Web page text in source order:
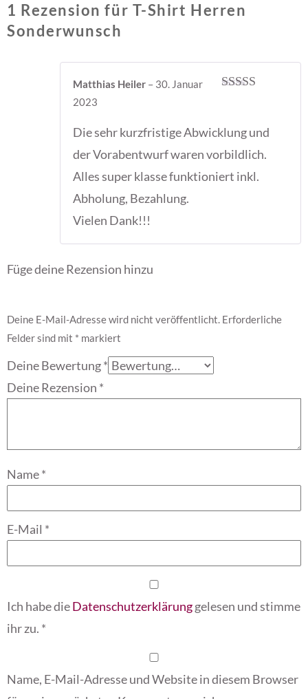
1 Rezension für T-Shirt Herren
Sonderwunsch
Matthias Heiler – 30. Januar
2023
Die sehr kurzfristige Abwicklung und
der Vorabentwurf waren vorbildlich.
Alles super klasse funktioniert inkl.
Abholung, Bezahlung.
Vielen Dank!!!
Füge deine Rezension hinzu
Deine E-Mail-Adresse wird nicht veröffentlicht. Erforderliche
Felder sind mit * markiert
Deine Bewertung*
Deine Rezension *
Name*
E-Mail *
Ich habe dieDatenschutzerklärunggelesen und stimme
ihr zu. *
Name, E-Mail-Adresse und Website in diesem Browser